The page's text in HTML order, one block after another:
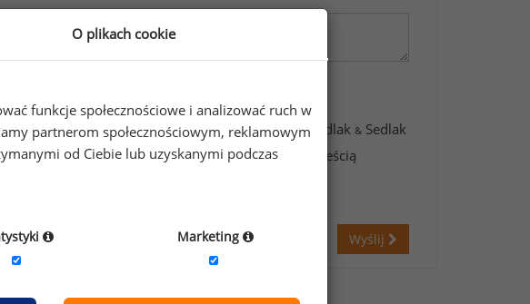
z
osobowych zawartych w formularzu przez Sedlak & Sedlak
zapytanie. Oświadczam, że zapoznałem się z treścią
Wyślij
O plikach cookie
funkcje społecznościowe i analizować ruch w
partnerom społecznościowym, reklamowym
od Ciebie lub uzyskanymi podczas
Marketing